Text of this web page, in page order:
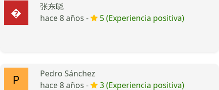
张东晓
hace 8 años -
5 (Experiencia positiva)
Pedro Sánchez
hace 8 años -
3 (Experiencia positiva)